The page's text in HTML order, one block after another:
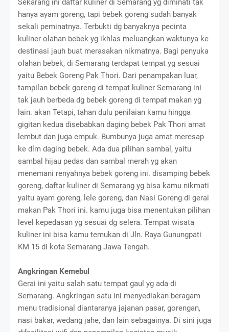
Sekarang ini daftar kuliner di Semarang yg diminati tak
hanya ayam goreng, tapi bebek goreng sudah banyak
sekali peminatnya. Terbukti dg banyaknya pecinta
kuliner olahan bebek yg ikhlas meluangkan waktunya ke
destinasi jauh buat merasakan nikmatnya. Bagi penyuka
olahan bebek, di Semarang terdapat tempat yg sesuai
yaitu Bebek Goreng Pak Thori. Dari penampakan luar,
tampilan bebek goreng di tempat kuliner Semarang ini
tak jauh berbeda dg bebek goreng di tempat makan yg
lain. akan Tetapi, tahan dulu penilaian kamu hingga
gigitan kedua disebabkan daging bebek Pak Thori amat
lembut dan juga empuk. Bumbunya juga amat meresap
ke dlm daging bebek. Ada dua pilihan sambal, yaitu
sambal hijau pedas dan sambal merah yg akan
menemani renyahnya bebek goreng ini. disamping bebek
goreng, daftar kuliner di Semarang yg bisa kamu nikmati
yaitu ayam goreng, lele goreng, dan Nasi Goreng di gerai
makan Pak Thori ini. kamu juga bisa menentukan pilihan
level kepedasan yg sesuai dg selera. Tempat wisata
kuliner ini bisa kamu temukan di Jln. Raya Gunungpati
KM 15 di kota Semarang Jawa Tengah.
Angkringan Kemebul
Gerai ini yaitu salah satu tempat gaul yg ada di
Semarang. Angkringan satu ini menyediakan beragam
menu tradisional diantaranya jajanan pasar, gorengan,
nasi bakar, wedang jahe, dan lain sebagainya. Di sini juga